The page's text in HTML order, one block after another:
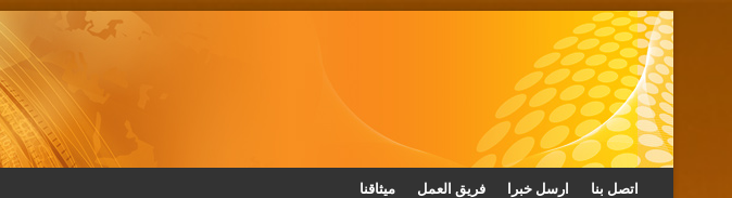
ميثاقنا فريق العمل ارسل خبرا اتصل بنا